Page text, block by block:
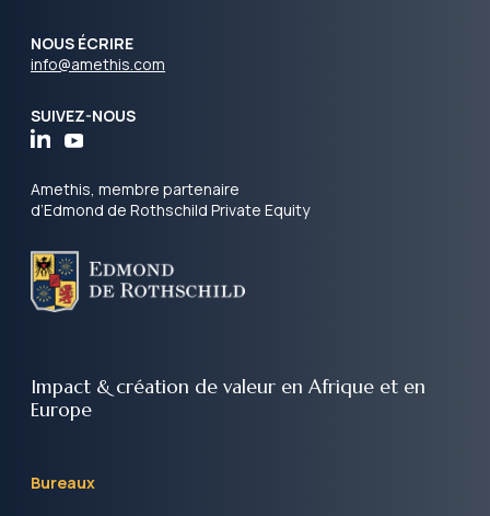
NOUS ÉCRIRE
info@amethis.com
SUIVEZ-NOUS
Amethis, membre partenaire
d’Edmond de Rothschild Private Equity
Impact & création de valeur en Afrique et en
Europe
Bureaux